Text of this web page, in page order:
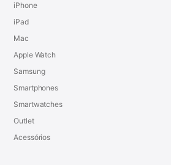
iPhone
iPad
Mac
Apple Watch
Samsung
Smartphones
Smartwatches
Outlet
Acessórios